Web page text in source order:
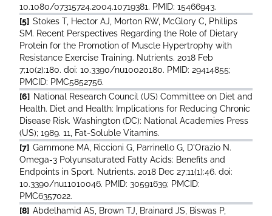
10.1080/07315724.2004.10719381. PMID: 15466943.
[5] Stokes T, Hector AJ, Morton RW, McGlory C, Phillips
SM. Recent Perspectives Regarding the Role of Dietary
Protein for the Promotion of Muscle Hypertrophy with
Resistance Exercise Training. Nutrients. 2018 Feb
7;10(2):180. doi: 10.3390/nu10020180. PMID: 29414855;
PMCID: PMC5852756.
[6] National Research Council (US) Committee on Diet and
Health. Diet and Health: Implications for Reducing Chronic
Disease Risk. Washington (DC): National Academies Press
(US); 1989. 11, Fat-Soluble Vitamins.
[7] Gammone MA, Riccioni G, Parrinello G, D'Orazio N.
Omega-3 Polyunsaturated Fatty Acids: Benefits and
Endpoints in Sport. Nutrients. 2018 Dec 27;11(1):46. doi:
10.3390/nu11010046. PMID: 30591639; PMCID:
PMC6357022.
[8] Abdelhamid AS, Brown TJ, Brainard JS, Biswas P,